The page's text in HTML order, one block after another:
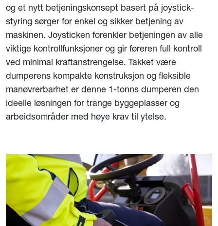
og et nytt betjeningskonsept basert på joystick-
styring sørger for enkel og sikker betjening av
maskinen. Joysticken forenkler betjeningen av alle
viktige kontrollfunksjoner og gir føreren full kontroll
ved minimal kraftanstrengelse. Takket være
dumperens kompakte konstruksjon og fleksible
manøvrerbarhet er denne 1-tonns dumperen den
ideelle løsningen for trange byggeplasser og
arbeidsområder med høye krav til ytelse.